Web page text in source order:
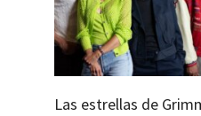
Las estrellas de